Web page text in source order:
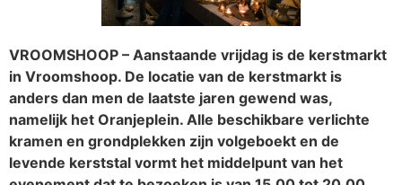
VROOMSHOOP – Aanstaande vrijdag is de kerstmarkt
in Vroomshoop. De locatie van de kerstmarkt is
anders dan men de laatste jaren gewend was,
namelijk het Oranjeplein. Alle beschikbare verlichte
kramen en grondplekken zijn volgeboekt en de
levende kerststal vormt het middelpunt van het